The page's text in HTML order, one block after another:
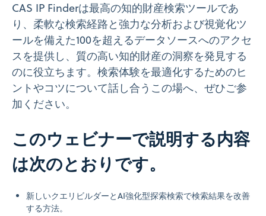
CAS IP Finderは最高の知的財産検索ツールであ
り、柔軟な検索経路と強力な分析および視覚化ツ
ールを備えた100を超えるデータソースへのアクセ
スを提供し、質の高い知的財産の洞察を発見する
のに役立ちます。検索体験を最適化するためのヒ
ントやコツについて話し合うこの場へ、ぜひご参
加ください。
このウェビナーで説明する内容
は次のとおりです。
新しいクエリビルダーとAI強化型探索検索で検索結果を改善
する方法。